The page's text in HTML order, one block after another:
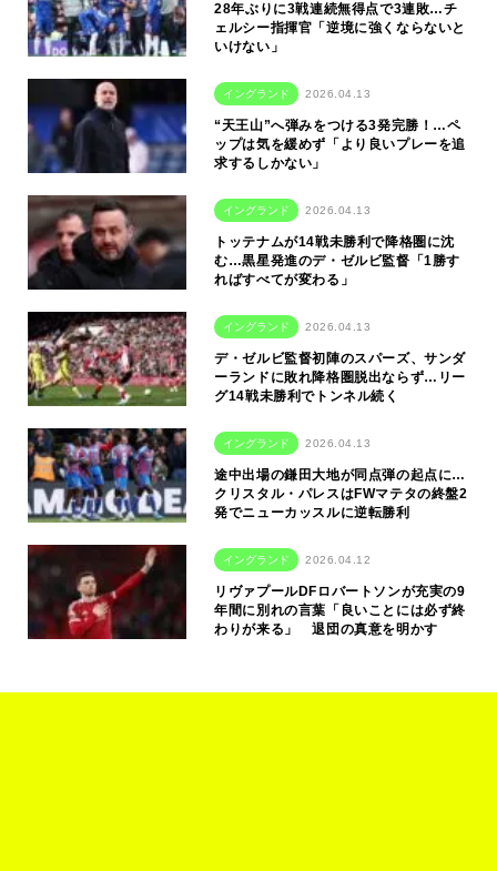
28年ぶりに3戦連続無得点で3連敗…チ
ェルシー指揮官「逆境に強くならないと
いけない」
イングランド 2026.04.13
“天王山”へ弾みをつける3発完勝！…ペ
ップは気を緩めず「より良いプレーを追
求するしかない」
イングランド 2026.04.13
トッテナムが14戦未勝利で降格圏に沈
む…黒星発進のデ・ゼルビ監督「1勝す
ればすべてが変わる」
イングランド 2026.04.13
デ・ゼルビ監督初陣のスパーズ、サンダ
ーランドに敗れ降格圏脱出ならず…リー
グ14戦未勝利でトンネル続く
イングランド 2026.04.13
途中出場の鎌田大地が同点弾の起点に…
クリスタル・パレスはFWマテタの終盤2
発でニューカッスルに逆転勝利
イングランド 2026.04.12
リヴァプールDFロバートソンが充実の9
年間に別れの言葉「良いことには必ず終
わりが来る」 退団の真意を明かす